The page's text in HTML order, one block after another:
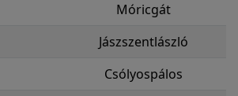
Móricgát
Jászszentlászló
Csólyospálos